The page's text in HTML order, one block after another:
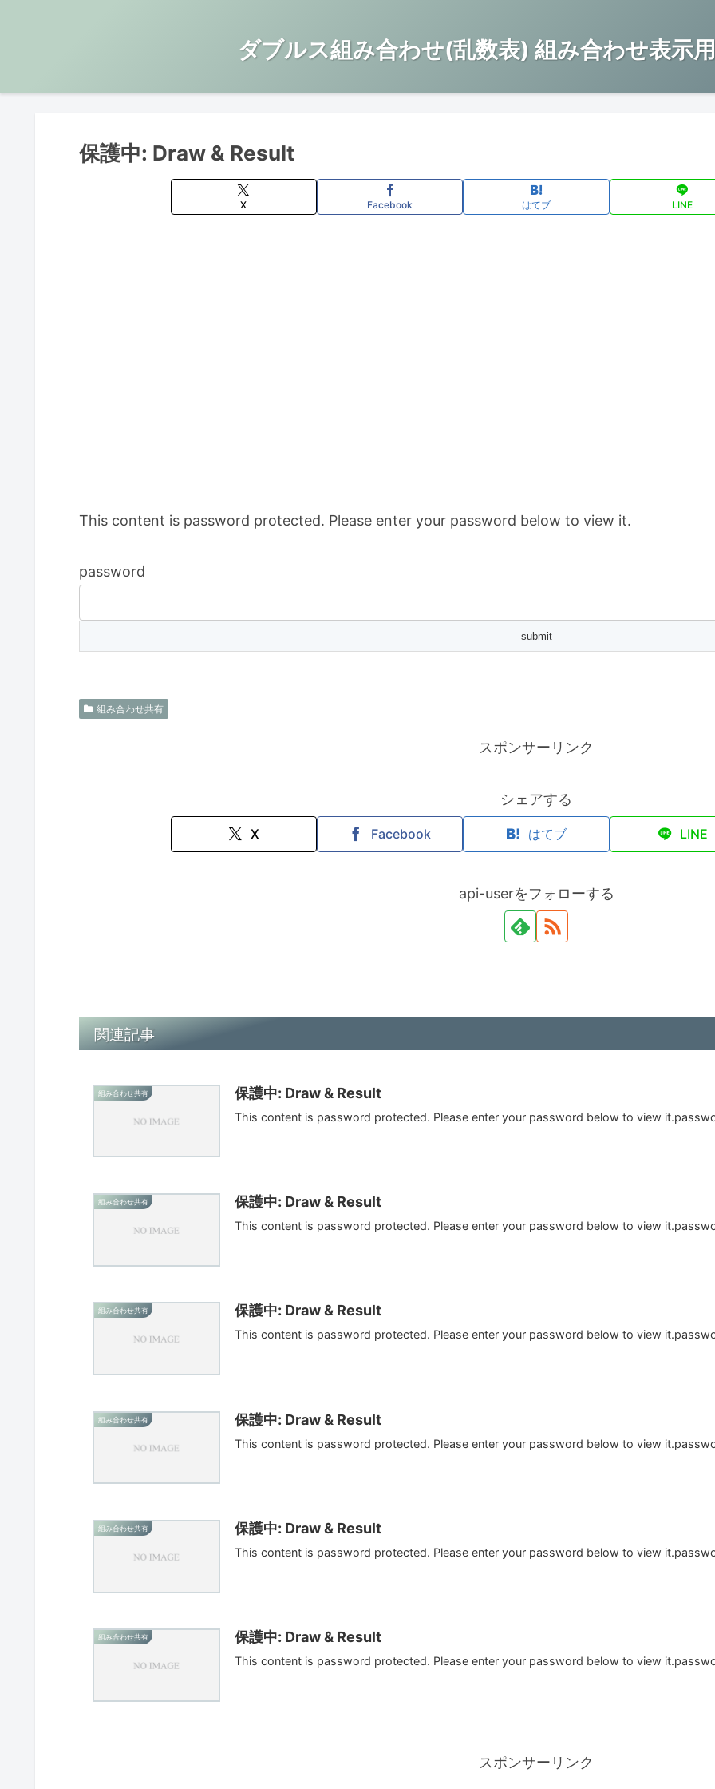
ダブルス組み合わせ(乱数表) 組み合わせ表示
保護中: Draw & Result
X Facebook はてブ LINE
This content is password protected. Please enter your password below to view it.
password
組み合わせ共有
スポンサーリンク
シェアする
X Facebook はてブ LINE
api-userをフォローする
関連記事
組み合わせ共有 保護中: Draw & Result
This content is password protected. Please enter your password below to view
組み合わせ共有 保護中: Draw & Result
This content is password protected. Please enter your password below to view
組み合わせ共有 保護中: Draw & Result
This content is password protected. Please enter your password below to view
組み合わせ共有 保護中: Draw & Result
This content is password protected. Please enter your password below to view
組み合わせ共有 保護中: Draw & Result
This content is password protected. Please enter your password below to view
組み合わせ共有 保護中: Draw & Result
This content is password protected. Please enter your password below to view
スポンサーリンク